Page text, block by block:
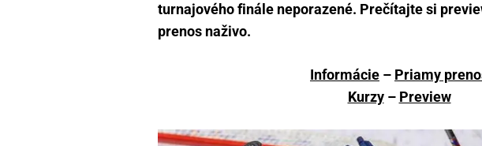
turnajového finále neporazené. Prečítajte si
prenos naživo.
Informácie – Priamy
Kurzy– Preview